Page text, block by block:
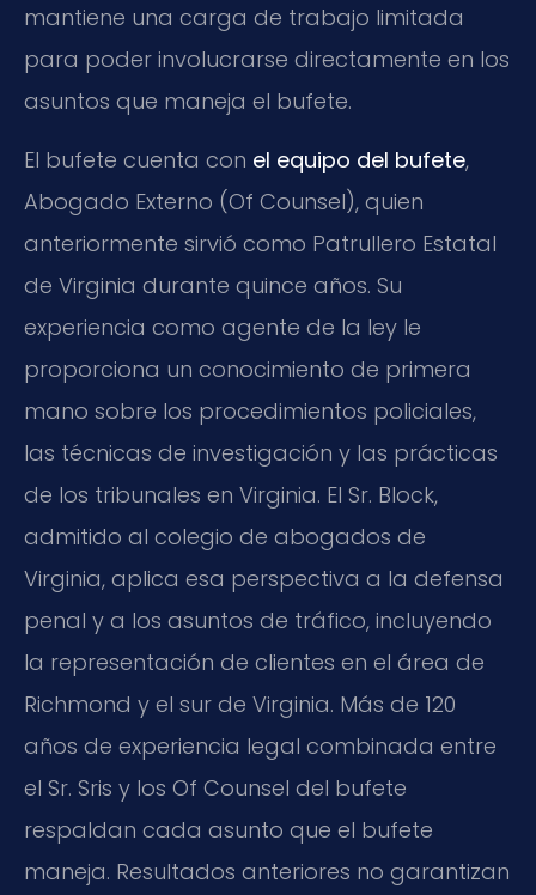
mantiene una carga de trabajo limitada
para poder involucrarse directamente en los
asuntos que maneja el bufete.
El bufete cuenta con el equipo del bufete,
Abogado Externo (Of Counsel), quien
anteriormente sirvió como Patrullero Estatal
de Virginia durante quince años. Su
experiencia como agente de la ley le
proporciona un conocimiento de primera
mano sobre los procedimientos policiales,
las técnicas de investigación y las prácticas
de los tribunales en Virginia. El Sr. Block,
admitido al colegio de abogados de
Virginia, aplica esa perspectiva a la defensa
penal y a los asuntos de tráfico, incluyendo
la representación de clientes en el área de
Richmond y el sur de Virginia. Más de 120
años de experiencia legal combinada entre
el Sr. Sris y los Of Counsel del bufete
respaldan cada asunto que el bufete
maneja. Resultados anteriores no garantizan